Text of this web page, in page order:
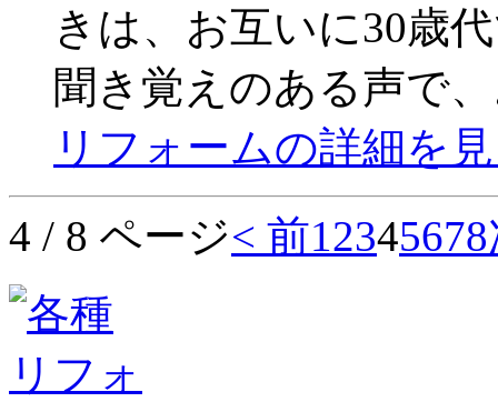
きは、お互いに30歳
聞き覚えのある声で
リフォームの詳細を
4 / 8 ページ< 前12345678